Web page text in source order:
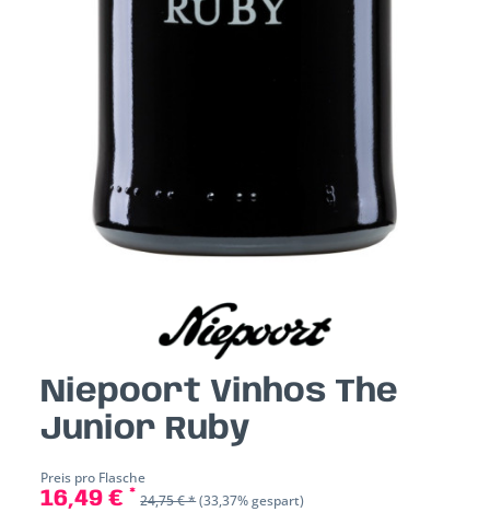
Niepoort Vinhos The
Junior Ruby
Preis pro Flasche
16,49 € * 24,75 € *(33,37% gespart)